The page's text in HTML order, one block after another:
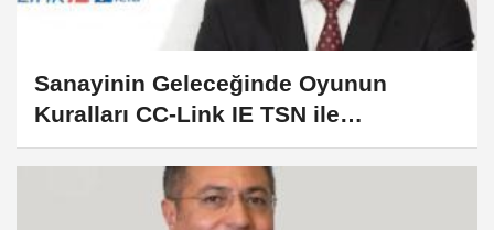
Sanayinin Geleceğinde Oyunun
Kuralları CC-Link IE TSN ile
Değiştiriyor